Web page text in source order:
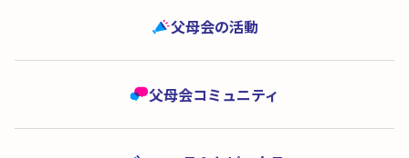
父母会の活動
父母会コミュニティ